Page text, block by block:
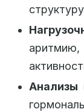
Анализы